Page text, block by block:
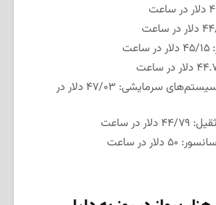
تکنسین سیستم‌های سرمایشی: ۴۷/۰۳ دلار در
در ساعت
دلار در ساعت